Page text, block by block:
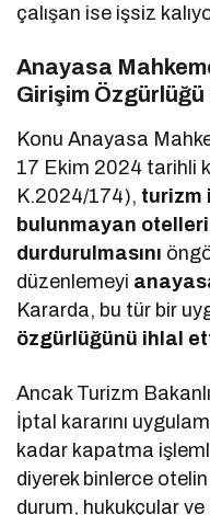
çalışan ise işsiz
Anayasa
Girişim
Konu Anayasa
17 Ekim 2024 tarihli
K.2024/174), turizm
bulunmayan
durdurulmasını
düzenlemeyi
Kararda, bu tür bir
özgürlüğünü ihlal
Ancak Turizm
İptal kararını
kadar kapatma
diyerek binlerce
durum, hukukçular